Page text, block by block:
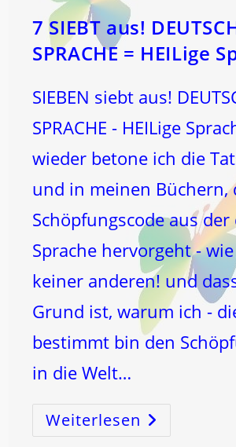
7 SIEBT aus!
SPRACHE = HEILige
SIEBEN siebt aus!
SPRACHE - HEILige
wieder betone ich die
und in meinen Büchern,
Schöpfungscode aus
Sprache hervorgeht -
keiner anderen! und
Grund ist, warum ich -
bestimmt bin den
in die Welt…
Weiterlesen SIEBT
Aus!